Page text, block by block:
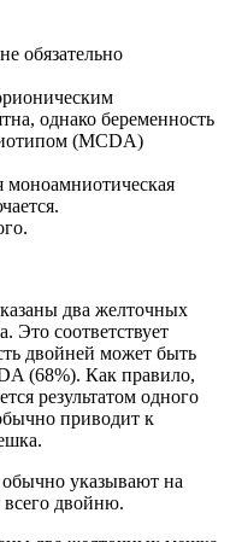
обязательно
однако беременность
(MCDA)
моноамниотическая
два желточных
Это соответствует
двойней может быть
(68%). Как правило,
результатом одного
приводит к
указывают на
двойню.